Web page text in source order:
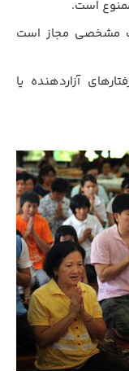
مشخصی مجاز است
آزاردهنده یا